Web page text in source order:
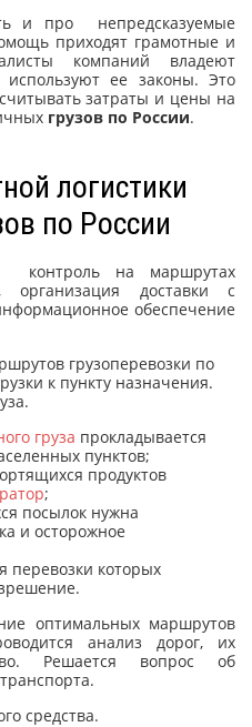
и про непредсказуемые
приходят грамотные и
компаний владеют
используют ее законы. Это
затраты и цены на
грузов по России.
логистики
по России
на маршрутах
организация доставки с
обеспечение
грузоперевозки по
к пункту назначения.
груза прокладывается
пунктов;
продуктов
;
посылок нужна
и осторожное
перевозки которых
маршрутов
анализ дорог, их
Решается вопрос об
средства.